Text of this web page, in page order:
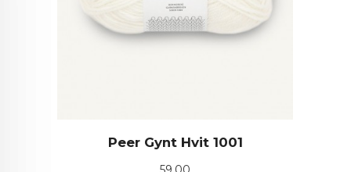
Peer Gynt Hvit 1001
Pris